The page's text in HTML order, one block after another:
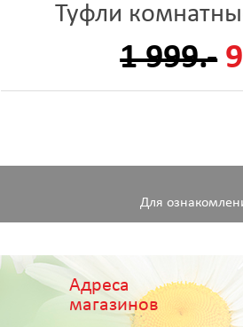
Туфли
1 999.-
Для
Адреса
магазинов